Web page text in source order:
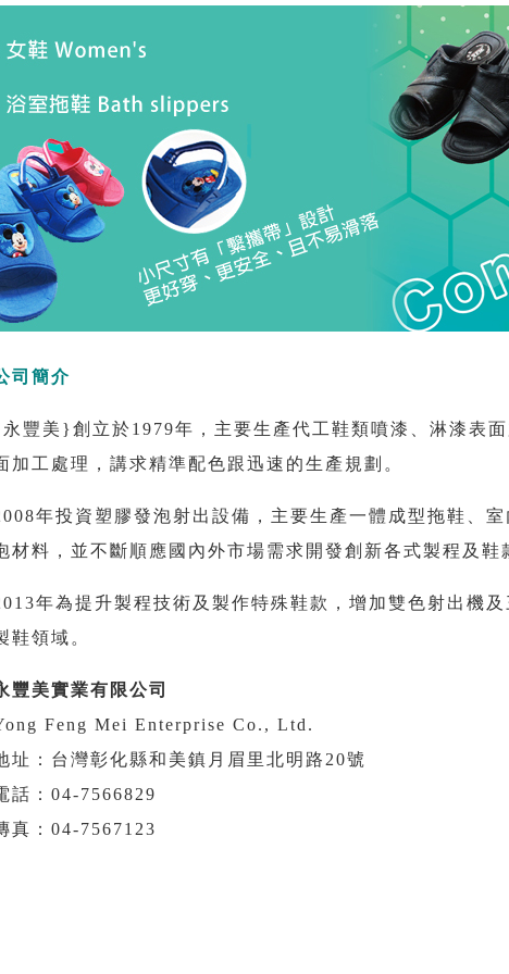
司簡介
豐美}創立於1979年，主要生產代工鞋類噴漆、淋漆表
加工處理，講求精準配色跟迅速的生產規劃。
年投資塑膠發泡射出設備，主要生產一體成型拖鞋、
材料，並不斷順應國內外市場需求開發創新各式製程及鞋
年為提升製程技術及製作特殊鞋款，增加雙色射出機
鞋領域。
豐美實業有限公司
Feng Mei Enterprise Co., Ltd.
址：台灣彰化縣和美鎮月眉里北明路20號
話：04-7566829
真：04-7567123